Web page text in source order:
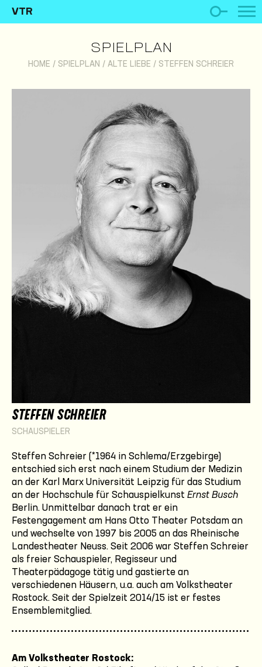
VTR
SPIELPLAN
HOME / SPIELPLAN / ALTE LIEBE / STEFFEN SCHREIER
STEFFEN SCHREIER
SCHAUSPIELER
Steffen Schreier (*1964 in Schlema/Erzgebirge)
entschied sich erst nach einem Studium der Medizin
an der Karl Marx Universität Leipzig für das Studium
an der Hochschule für Schauspielkunst Ernst Busch
Berlin. Unmittelbar danach trat er ein
Festengagement am Hans Otto Theater Potsdam an
und wechselte von 1997 bis 2005 an das Rheinische
Landestheater Neuss. Seit 2006 war Steffen Schreier
als freier Schauspieler, Regisseur und
Theaterpädagoge tätig und gastierte an
verschiedenen Häusern, u.a. auch am Volkstheater
Rostock. Seit der Spielzeit 2014/15 ist er festes
Ensemblemitglied.
Am Volkstheater Rostock: